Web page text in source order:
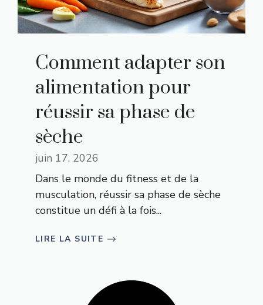
Comment adapter son
alimentation pour
réussir sa phase de
sèche
juin 17, 2026
Dans le monde du fitness et de la
musculation, réussir sa phase de sèche
constitue un défi à la fois...
LIRE LA SUITE